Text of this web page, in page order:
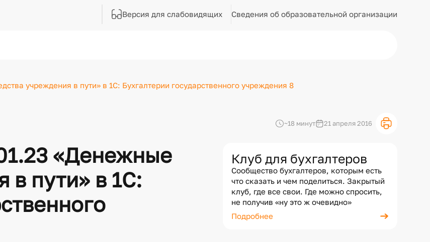
Версия для слабовидящих Сведения об образовательной организации
учреждения в пути» в 1С: Бухгалтерии государственного учреждения 8
~18 минут 21 апреля 2016
«Денежные
в пути» в 1С:
Клуб для бухгалтеров
Сообщество бухгалтеров, которым есть
что сказать и чем поделиться. Закрытый
клуб, где все свои. Где можно спросить,
не получив «ну это ж очевидно»
Подробнее